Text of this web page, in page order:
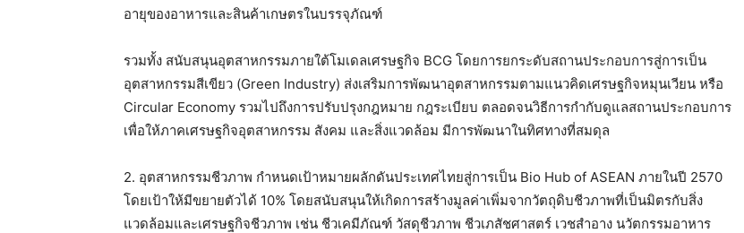
อายุของอาหารและสินค้าเกษตรในบรรจุภัณฑ์
รวมทั้ง สนับสนุนอุตสาหกรรมภายใต้โมเดลเศรษฐกิจ BCG โดยการยกระดับสถานประกอบการสู่การเป็น
อุตสาหกรรมสีเขียว (Green Industry) ส่งเสริมการพัฒนาอุตสาหกรรมตามแนวคิดเศรษฐกิจหมุนเวียน หรือ
Circular Economy รวมไปถึงการปรับปรุงกฎหมาย กฎระเบียบ ตลอดจนวิธีการกำกับดูแลสถานประกอบการ
เพื่อให้ภาคเศรษฐกิจอุตสาหกรรม สังคม และสิ่งแวดล้อม มีการพัฒนาในทิศทางที่สมดุล
2. อุตสาหกรรมชีวภาพ กำหนดเป้าหมายผลักดันประเทศไทยสู่การเป็น Bio Hub of ASEAN ภายในปี 2570
โดยเป้าให้มีขยายตัวได้ 10% โดยสนับสนุนให้เกิดการสร้างมูลค่าเพิ่มจากวัตถุดิบชีวภาพที่เป็นมิตรกับสิ่ง
แวดล้อมและเศรษฐกิจชีวภาพ เช่น ชีวเคมีภัณฑ์ วัสดุชีวภาพ ชีวเภสัชศาสตร์ เวชสำอาง นวัตกรรมอาหาร